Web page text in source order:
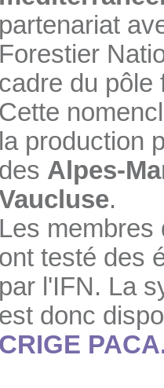
partenariat
Forestier
cadre du pôle
Cette
la production
des Alpes-
.
Les membres
ont testé des
par l'IFN. La
est donc
CRIGE